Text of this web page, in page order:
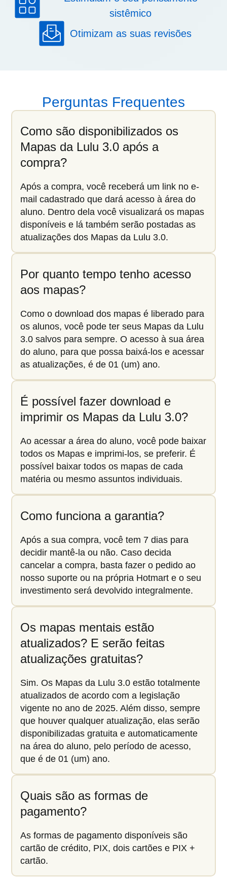
sistêmico
Otimizam as suas revisões
Perguntas Frequentes
Como são disponibilizados os
Mapas da Lulu 3.0 após a
compra?
Após a compra, você receberá um link no e-
mail cadastrado que dará acesso à área do
aluno. Dentro dela você visualizará os mapas
disponíveis e lá também serão postadas as
atualizações dos Mapas da Lulu 3.0.
Por quanto tempo tenho acesso
aos mapas?
Como o download dos mapas é liberado para
os alunos, você pode ter seus Mapas da Lulu
3.0 salvos para sempre. O acesso à sua área
do aluno, para que possa baixá-los e acessar
as atualizações, é de 01 (um) ano.
É possível fazer download e
imprimir os Mapas da Lulu 3.0?
Ao acessar a área do aluno, você pode baixar
todos os Mapas e imprimi-los, se preferir. É
possível baixar todos os mapas de cada
matéria ou mesmo assuntos individuais.
Como funciona a garantia?
Após a sua compra, você tem 7 dias para
decidir mantê-la ou não. Caso decida
cancelar a compra, basta fazer o pedido ao
nosso suporte ou na própria Hotmart e o seu
investimento será devolvido integralmente.
Os mapas mentais estão
atualizados? E serão feitas
atualizações gratuitas?
Sim. Os Mapas da Lulu 3.0 estão totalmente
atualizados de acordo com a legislação
vigente no ano de 2025. Além disso, sempre
que houver qualquer atualização, elas serão
disponibilizadas gratuita e automaticamente
na área do aluno, pelo período de acesso,
que é de 01 (um) ano.
Quais são as formas de
pagamento?
As formas de pagamento disponíveis são
cartão de crédito, PIX, dois cartões e PIX +
cartão.